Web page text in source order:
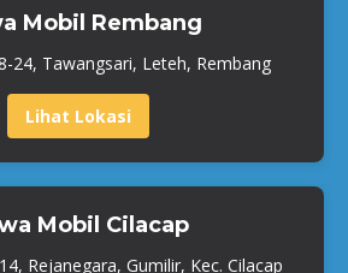
Mobil Rembang
24, Tawangsari, Leteh, Rembang
Lihat Lokasi
Mobil Cilacap
Rejanegara, Gumilir, Kec. Cilacap